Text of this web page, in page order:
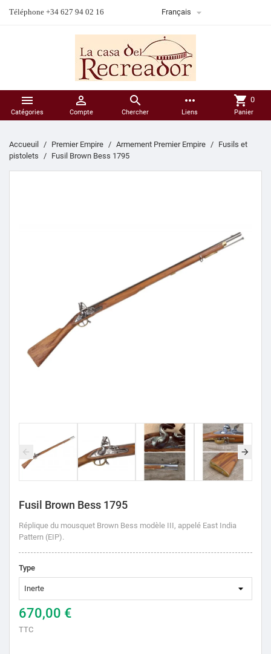
Téléphone +34 627 94 02 16 Français 

Catégories

Compte

Chercher
more_horiz
Liens
shopping_cart 0
Panier
Accueuil Premier Empire Armement Premier Empire
Fusils et
pistolets
Fusil Brown Bess 1795
Fusil Brown Bess 1795
Réplique du mousquet Brown Bess modèle III, appelé East India
Pattern (EIP).
Type
670,00 €
TTC